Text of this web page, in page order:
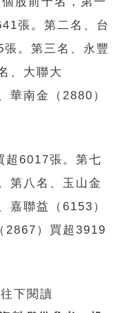
張。第二名、台
。第三名、永豐
、大聯大
華南金（2880）
超6017張。第七
第八名、玉山金
嘉聯益（6153）
2867）買超3919
下閱讀